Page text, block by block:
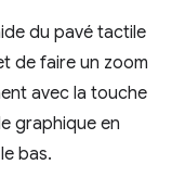
du pavé tactile
de faire un zoom
avec la touche
graphique en
bas.